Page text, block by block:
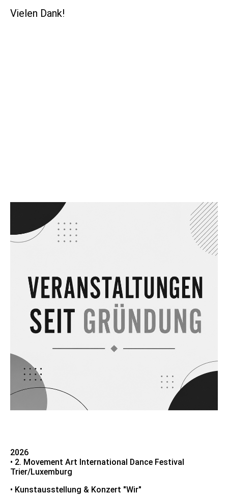
Vielen Dank!
2026
• 2. Movement Art International Dance Festival
Trier/Luxemburg
• Kunstausstellung & Konzert "Wir"